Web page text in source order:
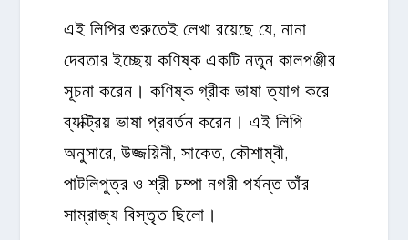
এই লিপির শুরুতেই লেখা রয়েছে যে, নানা
দেবতার ইচ্ছেয় কণিষ্ক একটি নতুন কালপঞ্জীর
সূচনা করেন। কণিষ্ক গ্রীক ভাষা ত্যাগ করে
ব্যক্ট্রিয় ভাষা প্রবর্তন করেন। এই লিপি
অনুসারে, উজ্জয়িনী, সাকেত, কৌশাম্বী,
পাটলিপুত্র ও শ্রী চম্পা নগরী পর্যন্ত তাঁর
সাম্রাজ্য বিস্তৃত ছিলো।